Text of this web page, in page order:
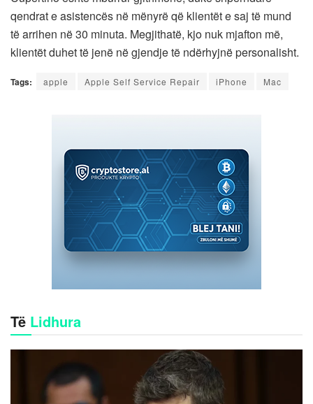
qendrat e asistencës në mënyrë që klientët e saj të mund
të arrihen në 30 minuta. Megjithatë, kjo nuk mjafton më,
klientët duhet të jenë në gjendje të ndërhyjnë personalisht.
Tags: apple Apple Self Service Repair iPhone Mac
Të Lidhura